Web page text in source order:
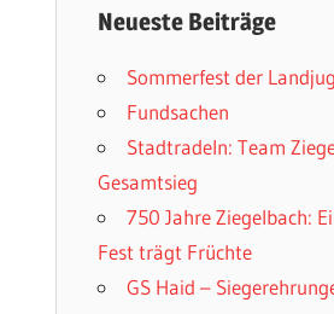
Neueste Beiträge
Sommerfest der
Fundsachen
Stadtradeln: Team
Gesamtsieg
750 Jahre Ziegelbach:
Fest trägt Früchte
GS Haid –